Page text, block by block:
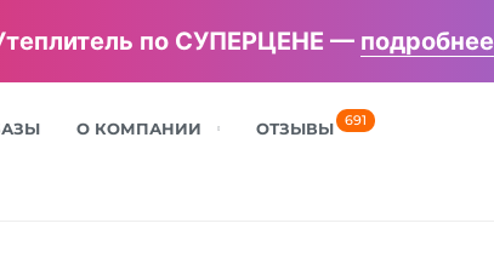
по СУПЕРЦЕНЕ — подробнее
О КОМПАНИИ ОТЗЫВЫ 691